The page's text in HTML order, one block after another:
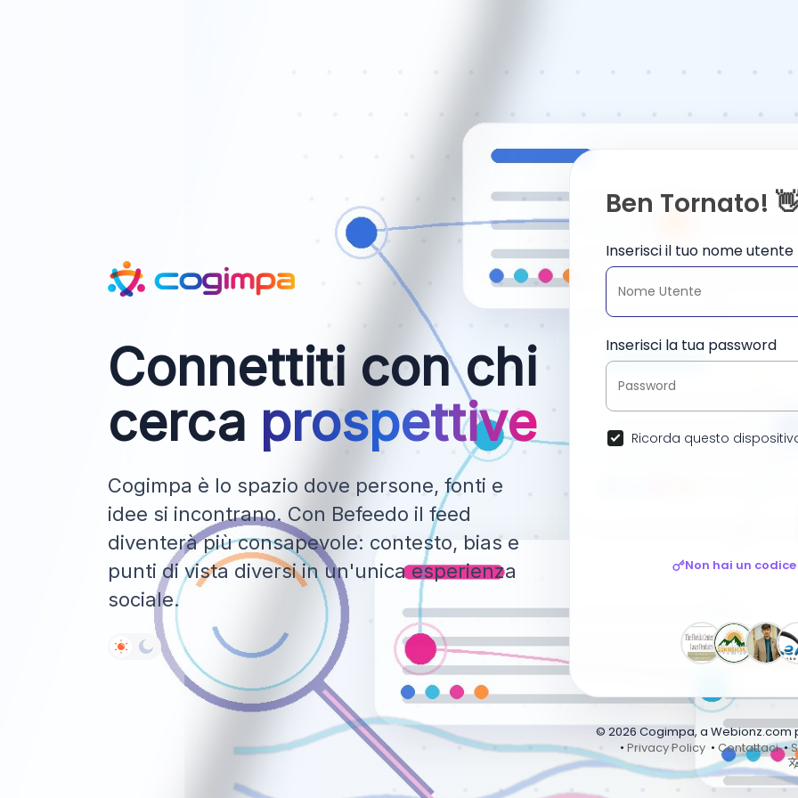
Connettiti con chi
cerca prospettive
Cogimpa è lo spazio dove persone, fonti e
idee si incontrano. Con Befeedo il feed
diventerà più consapevole: contesto, bias e
punti di vista diversi in un'unica esperienza
sociale.
Ben Tornato!
Inserisci il tuo nome utente
Inserisci la tua password
Ricorda questo
Non hai un
© 2026 Cogimpa, a Webionz.com
•Privacy Policy •Contattaci•